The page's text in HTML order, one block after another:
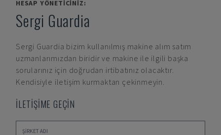
HESAP YÖNETICINIZ:
Sergi Guardia
Sergi Guardia bizim kullanılmış makine alım satım
uzmanlarımızdan biridir ve makine ile ilgili başka
sorularınız için doğrudan irtibatınız olacaktır.
Kendisiyle iletişim kurmaktan çekinmeyin.
İLETİŞİME GEÇİN